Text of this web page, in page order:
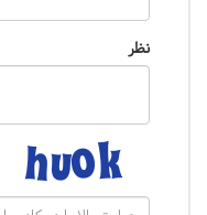
نظر